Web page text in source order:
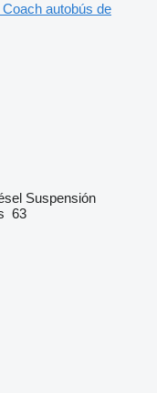
autobús de
Suspensión
63